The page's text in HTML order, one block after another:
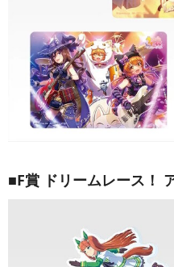
■F賞 ドリームレース！